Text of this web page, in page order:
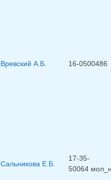
Вревский А.Б. 16-0500486
Сальникова Е.Б.
17-35-
50064